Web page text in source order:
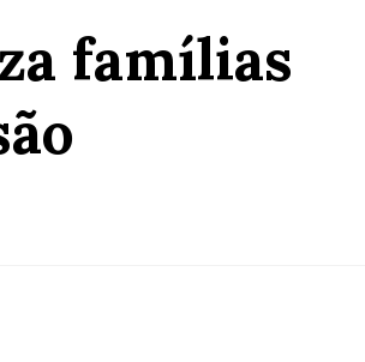
famílias